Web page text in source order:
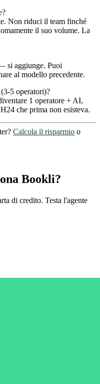
Non riduci il team finché
il suo volume. La
si aggiunge. Puoi
al modello precedente.
5 operatori)?
1 operatore + AI,
che prima non esisteva.
Calcola il risparmio o
Bookli?
di credito. Testa l'agente